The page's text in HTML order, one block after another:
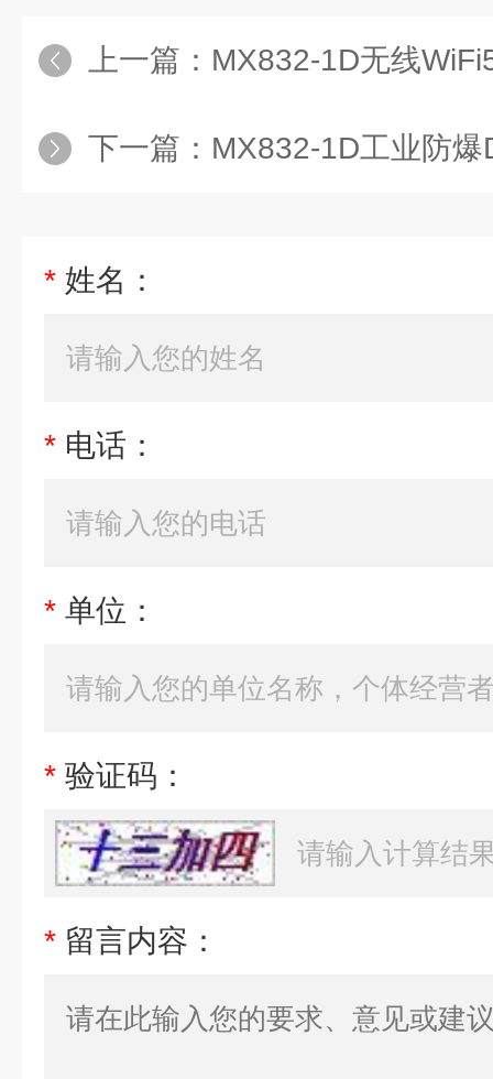
上一篇： MX832-1D无线
下一篇： MX832-1D工业防
* 姓名：
* 电话：
* 单位：
* 验证码：
* 留言内容：